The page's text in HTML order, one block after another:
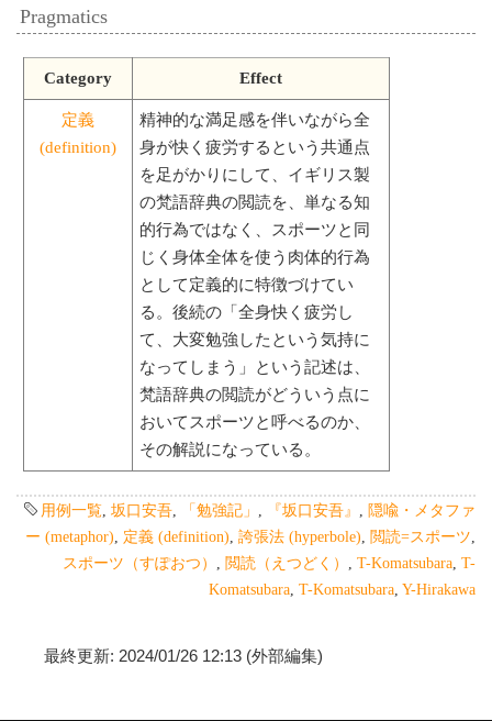
Pragmatics
Category Effect
定義
(definition)
精神的な満足感を伴いながら全
身が快く疲労するという共通点
を足がかりにして、イギリス製
の梵語辞典の閲読を、単なる知
的行為ではなく、スポーツと同
じく身体全体を使う肉体的行為
として定義的に特徴づけてい
る。後続の「全身快く疲労し
て、大変勉強したという気持に
なってしまう」という記述は、
梵語辞典の閲読がどういう点に
おいてスポーツと呼べるのか、
その解説になっている。
用例一覧 坂口安吾 「勉強記」 『坂口安吾』
隠喩・メタファ
ー (metaphor)
定義 (definition) 誇張法 (hyperbole) 閲読=スポーツ
スポーツ（すぽおつ）
閲読（えつどく） T-Komatsubara T-
Komatsubara T-Komatsubara Y-Hirakawa
最終更新: 2024/01/26 12:13 (外部編集)